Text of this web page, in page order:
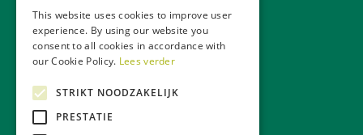
Over ons
This website uses cookies to improve user
experience. By using our website you
consent to all cookies in accordance with
our Cookie Policy. Lees verder
STRIKT NOODZAKELIJK
PRESTATIE